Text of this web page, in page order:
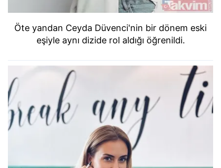
Öte yandan Ceyda Düvenci'nin bir dönem eski
eşiyle aynı dizide rol aldığı öğrenildi.